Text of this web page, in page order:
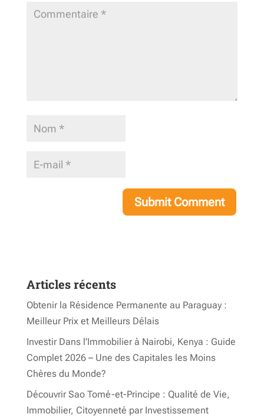
Articles récents
Obtenir la Résidence Permanente au Paraguay :
Meilleur Prix et Meilleurs Délais
Investir Dans l’Immobilier à Nairobi, Kenya : Guide
Complet 2026 – Une des Capitales les Moins
Chères du Monde?
Découvrir Sao Tomé-et-Principe : Qualité de Vie,
Immobilier, Citoyenneté par Investissement